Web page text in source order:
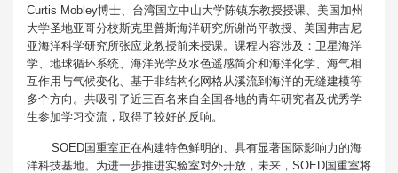
Curtis Mobley博士、台湾国立中山大学陈镇东教授授课、美国加州
大学圣地亚哥分校斯克里普斯海洋研究所谢尚平教授、美国弗吉尼
亚海洋科学研究所张应龙教授前来授课。课程内容涉及：卫星海洋
学、地球循环系统、海洋光学及水色遥感简介和海洋化学、海气相
互作用与气候变化、基于非结构化网格从溪流到海洋的无缝建模等
多个方向。共吸引了近三百名来自全国各地的青年研究者及优秀学
生参加学习交流，取得了较好的反响。
SOED国重室正在构建特色鲜明的、具有显著国际影响力的海
洋科技基地。为进一步推进实验室对外开放，未来，SOED国重室将